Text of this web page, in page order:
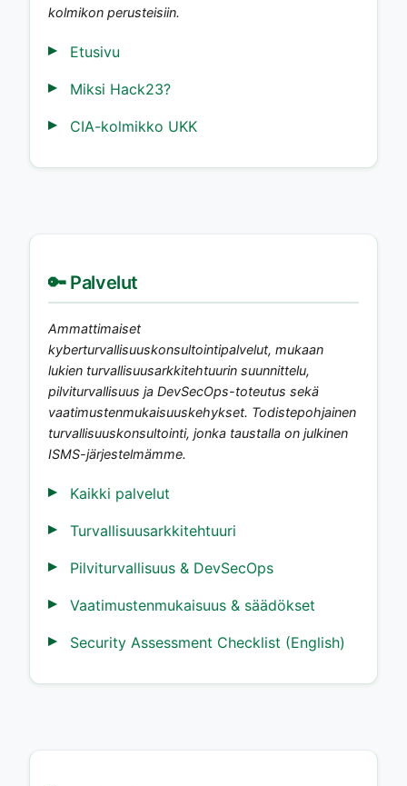
kolmikon perusteisiin.
Etusivu
Miksi Hack23?
CIA-kolmikko UKK
🔑 Palvelut
Ammattimaiset
kyberturvallisuuskonsultointipalvelut, mukaan
lukien turvallisuusarkkitehtuurin suunnittelu,
pilviturvallisuus ja DevSecOps-toteutus sekä
vaatimustenmukaisuuskehykset. Todistepohjainen
turvallisuuskonsultointi, jonka taustalla on julkinen
ISMS-järjestelmämme.
Kaikki palvelut
Turvallisuusarkkitehtuuri
Pilviturvallisuus & DevSecOps
Vaatimustenmukaisuus & säädökset
Security Assessment Checklist (English)